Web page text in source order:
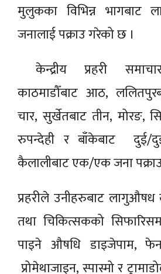
मुलुकका विभिन्न भागबाट
जनालाई पक्राउ गरेको छ ।
केन्द्रीय प्रहरी
काठमाडौँबाट आठ,
चार, सुर्खेतबाट तीन, मोरङ,
रुपन्देही र बाँकेबाट दुई/
कैलालीबाट एक/एक जना
प्रहरीले उनीहरुबाट लागुऔषध
तथा चिकित्सकको
पाइने औषधि डाइजेपाम,
प्रोमेथाजाइन, स्पास्मो र